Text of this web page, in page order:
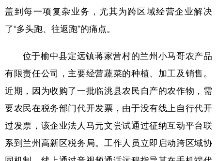
盖到每一项复杂业务，尤其为跨区域经营企业解决
了“多头跑、往返跑”的痛点。​
位于榆中县定远镇蒋家营村的兰州小马哥农产品
有限责任公司，主要经营蔬菜的种植、加工及销售。
近期，因为收购了一批临洮县农民自产的农作物，需
要农民在税务部门代开发票，由于没有线上自行代开
过发票，该企业法人马元文尝试通过征纳互动平台联
系到兰州高新区税务局。工作人员立即启动跨区域协